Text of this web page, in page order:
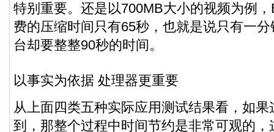
特别重要。还是以700MB大小的视频为例
费的压缩时间只有65秒，也就是说只有一
台却要整整90秒的时间。
以事实为依据 处理器更重要
从上面四类五种实际应用测试结果看，如
到，那整个过程中时间节约是非常可观的